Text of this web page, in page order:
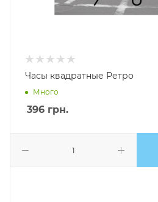
Часы квадратные Ретро
Много
396 грн.